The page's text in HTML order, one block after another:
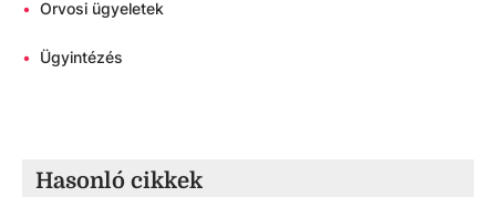
• Orvosi ügyeletek
• Ügyintézés
Hasonló cikkek